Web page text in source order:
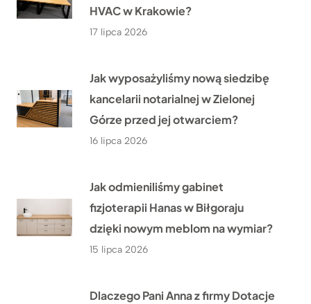
HVAC w Krakowie?
17 lipca 2026
Jak wyposażyliśmy nową siedzibę
kancelarii notarialnej w Zielonej
Górze przed jej otwarciem?
16 lipca 2026
Jak odmieniliśmy gabinet
fizjoterapii Hanas w Biłgoraju
dzięki nowym meblom na wymiar?
15 lipca 2026
Dlaczego Pani Anna z firmy Dotacje